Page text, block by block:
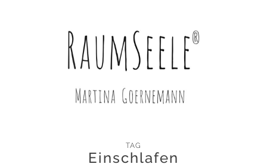
TAG
Einschlafen